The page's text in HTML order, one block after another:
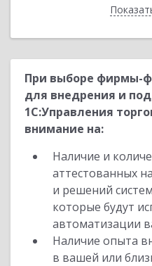
При выборе фирмы-
для внедрения и
1С:Управления
внимание на:
Наличие и
аттестованных
и решений
которые будут
автоматизации
Наличие опыта
в вашей или